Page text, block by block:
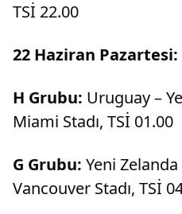
TSİ 22.00
22 Haziran Pazartesi:
H Grubu: Uruguay –
Miami Stadı, TSİ 01.00
G Grubu: Yeni Zelanda
Vancouver Stadı, TSİ